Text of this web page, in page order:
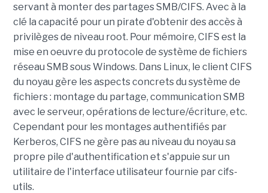
servant à monter des partages SMB/CIFS. Avec à la
clé la capacité pour un pirate d'obtenir des accès à
privilèges de niveau root. Pour mémoire, CIFS est la
mise en oeuvre du protocole de système de fichiers
réseau SMB sous Windows. Dans Linux, le client CIFS
du noyau gère les aspects concrets du système de
fichiers : montage du partage, communication SMB
avec le serveur, opérations de lecture/écriture, etc.
Cependant pour les montages authentifiés par
Kerberos, CIFS ne gère pas au niveau du noyau sa
propre pile d'authentification et s'appuie sur un
utilitaire de l'interface utilisateur fournie par cifs-
utils.